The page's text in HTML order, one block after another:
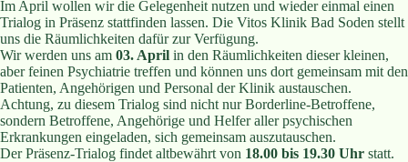
Im April wollen wir die Gelegenheit nutzen und wieder einmal einen
Trialog in Präsenz stattfinden lassen. Die Vitos Klinik Bad Soden stellt
uns die Räumlichkeiten dafür zur Verfügung.
Wir werden uns am 03. April in den Räumlichkeiten dieser kleinen,
aber feinen Psychiatrie treffen und können uns dort gemeinsam mit den
Patienten, Angehörigen und Personal der Klinik austauschen.
Achtung, zu diesem Trialog sind nicht nur Borderline-Betroffene,
sondern Betroffene, Angehörige und Helfer aller psychischen
Erkrankungen eingeladen, sich gemeinsam auszutauschen.
Der Präsenz-Trialog findet altbewährt von 18.00 bis 19.30 Uhr statt.